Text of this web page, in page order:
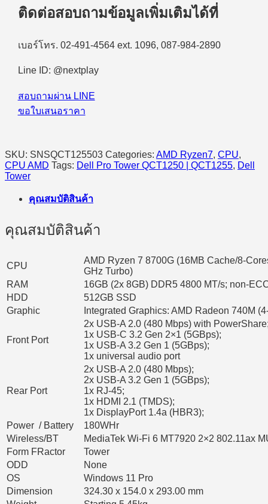
8700G/16GB/512GB
SSD/Win11Pro
ติดต่อสอบถามข้อมูลเพิ่มเติมได้ที่
เบอร์โทร. 02-491-4564 ext. 1096, 087-984-2890
Line ID: @nextplay
สอบถามผ่าน LINE
ขอใบเสนอราคา
SKU: SNSQCT125503 Categories: AMD Ryzen7, CPU,
CPU AMD Tags: Dell Pro Tower QCT1250 | QCT1255, Dell
Tower
คุณสมบัติสินค้า
คุณสมบัติสินค้า
CPU
AMD Ryzen 7 8700G (16MB Cache/8-
GHz Turbo)
RAM
16GB (2x 8GB) DDR5 4800 MT/s; non-
HDD
512GB SSD
Graphic
Integrated Graphics: AMD Radeon 740M
Front Port
2x USB-A 2.0 (480 Mbps) with
1x USB-C 3.2 Gen 2×1 (5GBps);
1x USB-A 3.2 Gen 1 (5GBps);
1x universal audio port
Rear Port
2x USB-A 2.0 (480 Mbps);
2x USB-A 3.2 Gen 1 (5GBps);
1x RJ-45;
1x HDMI 2.1 (TMDS);
1x DisplayPort 1.4a (HBR3);
Power / Battery
180WHr
Wireless/BT
MediaTek Wi-Fi 6 MT7920 2×2 802.11ax
Form FRactor
Tower
ODD
None
OS
Windows 11 Pro
Dimension
324.30 x 154.0 x 293.00 mm